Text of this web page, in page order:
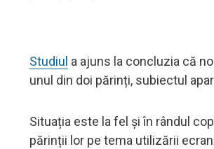
Studiul a ajuns la concluzia că
unul din doi părinți, subiectul
Situația este la fel și în rândul
părinții lor pe tema utilizării